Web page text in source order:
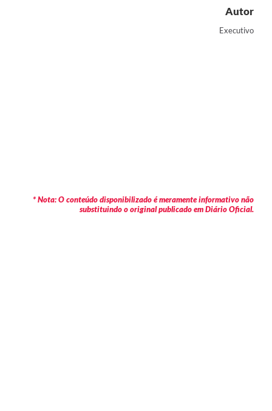
Autor
Executivo
* Nota: O conteúdo disponibilizado é meramente informativo não
substituindo o original publicado em Diário Oficial.